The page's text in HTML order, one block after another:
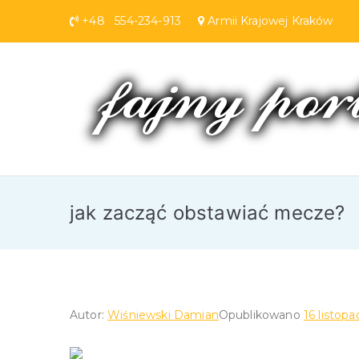
+48 554-234-913 Armii Krajowej Kraków
jak zacząć obstawiać mecze?
Autor:Wiśniewski DamianOpublikowano 16